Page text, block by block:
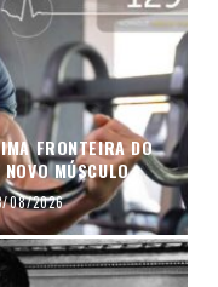
FRONTEIRA DO
MÚSCULO
08/2026